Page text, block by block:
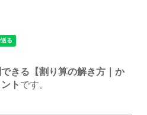
きる【割り算の解き方｜か
ト です。